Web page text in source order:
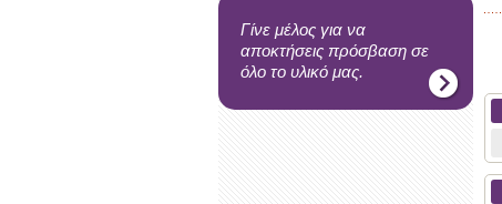
Γίνε μέλος για να
αποκτήσεις πρόσβαση σε
όλο το υλικό μας.